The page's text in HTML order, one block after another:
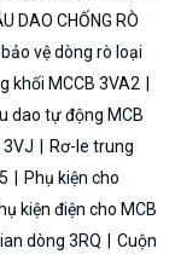
DAO CHỐNG RÒ
vệ dòng rò loại
khối MCCB 3VA2
dao tự động MCB
3VJ
Rơ-le trung
Phụ kiện cho
kiện điện cho MCB
dòng 3RQ
Cuộn